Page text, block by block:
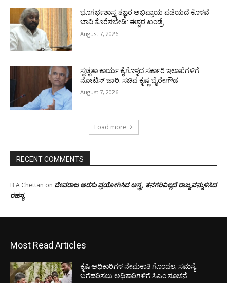
ಭೂಗರ್ಭಶಾಸ್ತ್ರ ತಜ್ಞರ ಅಭಿಪ್ರಾಯ ಪಡೆಯದೆ ಕೊಳವೆ
ಬಾವಿ ಕೊರೆಸಬೇಡಿ: ಈಶ್ವರ ಖಂಡ್ರೆ
August 7, 2026
ಸ್ವಚ್ಛತಾ ಕಾರ್ಯ ಕೈಗೊಳ್ಳದ ಸರ್ಕಾರಿ ಇಲಾಖೆಗಳಿಗೆ
ನೋಟಿಸ್ ಜಾರಿ: ಸಚಿವ ಕೃಷ್ಣ ಬೈರೇಗೌಡ
August 7, 2026
Load more
RECENT COMMENTS
B A Chettan on ದೇವರಾಜ ಅರಸು ಪ್ರಯೋಗಿಸಿದ ಅಸ್ತ್ರ, ತನಗರಿವಿಲ್ಲದೆ ರಾಜ್ಯವನ್ನುಳಿಸಿದ
ರಹಸ್ಯ
Most Read Articles
ಕೃಷಿ ಅಧಿಕಾರಿಗಳ ನೇಮಕಾತಿ ಗೊಂದಲ; ಸಮಸ್ಯೆ
ಬಗೆಹರಿಸಲು ಅಧಿಕಾರಿಗಳಿಗೆ ಸಿಎಂ ಸೂಚನೆ